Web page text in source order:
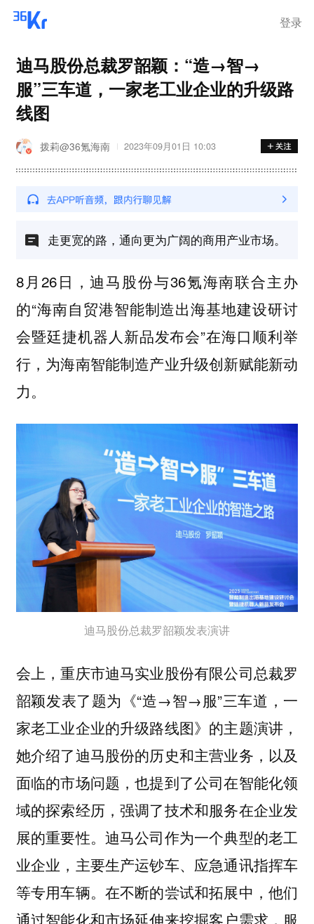
登录
迪马股份总裁罗韶颖：“造→智→
服”三车道，一家老工业企业的升级路
线图
拨莉@36氪海南 2023年09月01日 10:03
走更宽的路，通向更为广阔的商用产业市场。
8月26日，迪马股份与36氪海南联合主办
的“海南自贸港智能制造出海基地建设研讨
会暨廷捷机器人新品发布会”在海口顺利举
行，为海南智能制造产业升级创新赋能新动
力。
迪马股份总裁罗韶颖发表演讲
会上，重庆市迪马实业股份有限公司总裁罗
韶颖发表了题为《“造→智→服”三车道，一
家老工业企业的升级路线图》的主题演讲，
她介绍了迪马股份的历史和主营业务，以及
面临的市场问题，也提到了公司在智能化领
域的探索经历，强调了技术和服务在企业发
展的重要性。迪马公司作为一个典型的老工
业企业，主要生产运钞车、应急通讯指挥车
等专用车辆。在不断的尝试和拓展中，他们
通过智能化和市场延伸来挖掘客户需求，服